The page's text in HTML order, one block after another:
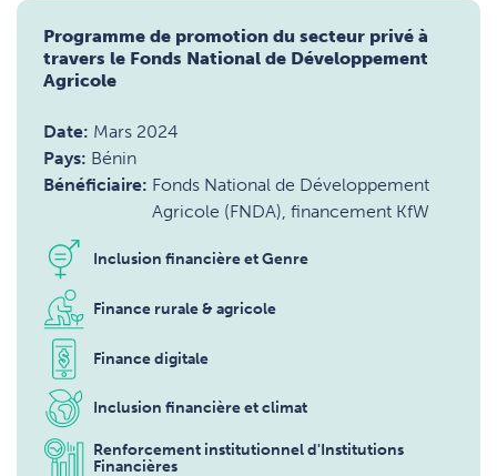
Programme de promotion du secteur privé à
travers le Fonds National de Développement
Agricole
Date: Mars 2024
Pays: Bénin
Bénéficiaire: Fonds National de Développement
Agricole (FNDA), financement KfW
Inclusion financière et Genre
Finance rurale & agricole
Finance digitale
Inclusion financière et climat
Renforcement institutionnel d'Institutions
Financières